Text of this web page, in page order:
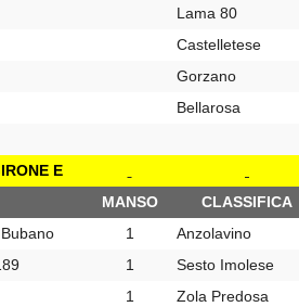
Lama 80
Castelletese
Gorzano
Bellarosa
E
MANSO
CLASSIFICA
1
Anzolavino
1
Sesto Imolese
1
Zola Predosa